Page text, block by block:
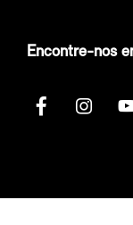
Encontre-nos